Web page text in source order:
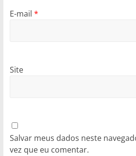
E-mail *
Site
Salvar meus dados neste
vez que eu comentar.